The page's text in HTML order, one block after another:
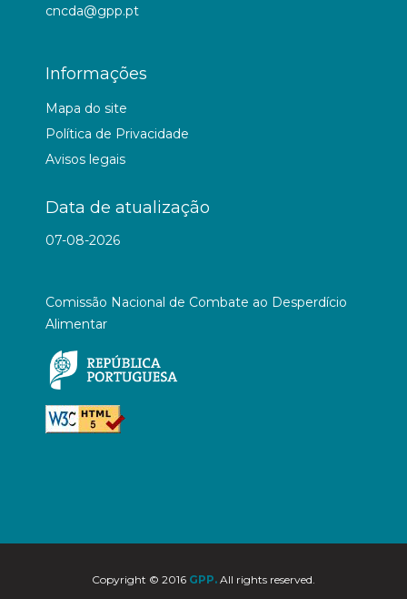
cncda@gpp.pt
Informações
Mapa do site
Política de Privacidade
Avisos legais
Data de atualização
07-08-2026
Comissão Nacional de Combate ao Desperdício
Alimentar
Copyright © 2016 GPP. All rights reserved.